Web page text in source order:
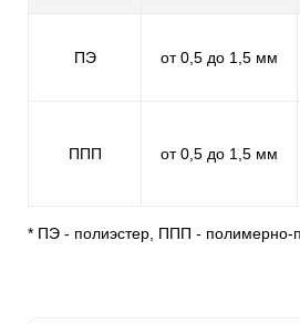
ПЭ от 0,5 до 1,5 мм
ППП от 0,5 до 1,5 мм
* ПЭ - полиэстер, ППП - полимерно-